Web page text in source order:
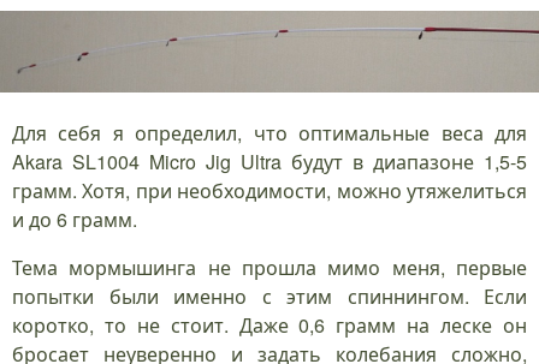
Для себя я определил, что оптимальные веса для
Akara SL1004 Micro Jig Ultra будут в диапазоне 1,5-5
грамм. Хотя, при необходимости, можно утяжелиться
и до 6 грамм.
Тема мормышинга не прошла мимо меня, первые
попытки были именно с этим спиннингом. Если
коротко, то не стоит. Даже 0,6 грамм на леске он
бросает неуверенно и задать колебания сложно,